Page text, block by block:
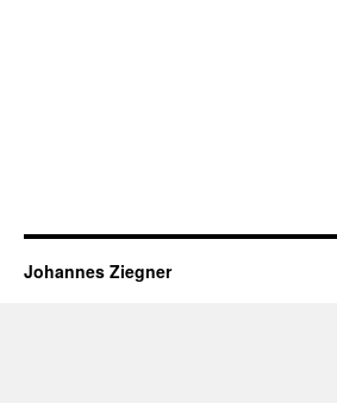
Johannes Ziegner